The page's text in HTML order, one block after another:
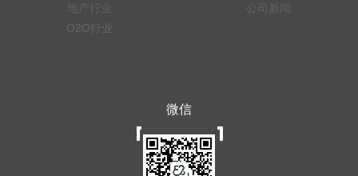
地产行业
O2O行业
公司新闻
微信